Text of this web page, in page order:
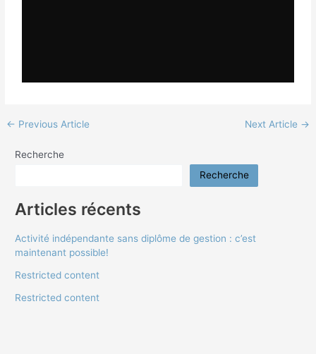
← Previous Article Next Article →
Recherche
Recherche
Articles récents
Activité indépendante sans diplôme de gestion : c’est
maintenant possible!
Restricted content
Restricted content